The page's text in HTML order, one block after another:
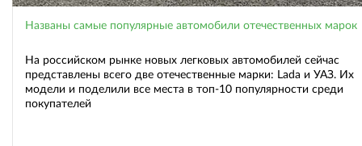
Названы самые популярные автомобили отечественных марок
На российском рынке новых легковых автомобилей сейчас
представлены всего две отечественные марки: Lada и УАЗ. Их
модели и поделили все места в топ-10 популярности среди
покупателей